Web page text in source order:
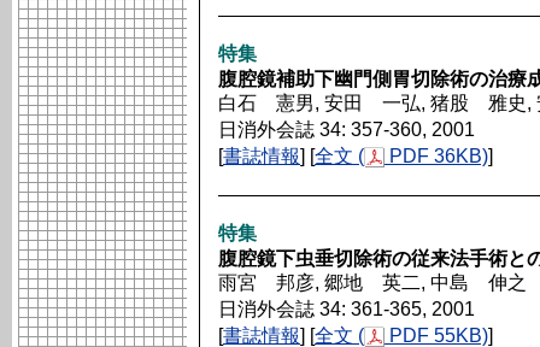
特集
腹腔鏡補助下幽門側胃切除術の治療
白石 憲男, 安田 一弘, 猪股 雅史
日消外会誌 34: 357-360, 2001
[書誌情報] [全文 ( PDF 36KB)]
特集
腹腔鏡下虫垂切除術の従来法手術と
雨宮 邦彦, 郷地 英二, 中島 伸之
日消外会誌 34: 361-365, 2001
[書誌情報] [全文 ( PDF 55KB)]